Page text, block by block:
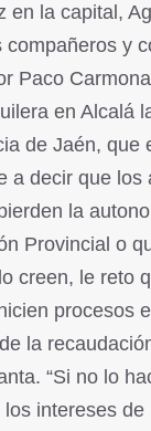
en la capital,
y
Paco
en Alcalá
de Jaén,
a decir que
la
Provincial o
creen, le reto
procesos
la
“Si no lo
intereses